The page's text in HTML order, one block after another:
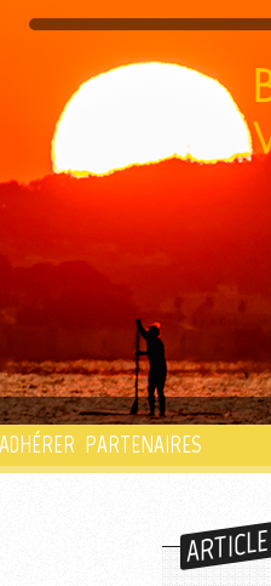
ADHÉRER PARTENAIRES
ARTICLE